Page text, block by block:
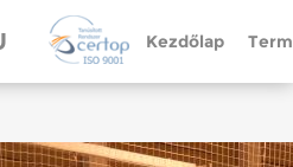
Kezdőlap